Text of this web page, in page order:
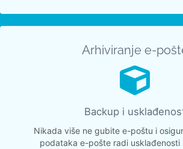
Arhiviranje e-
Backup i
Nikada više ne gubite e-poštu i
podataka e-pošte radi usklađenosti